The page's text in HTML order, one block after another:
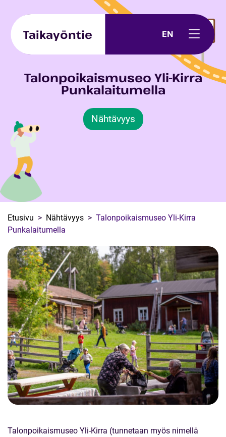
Taikayöntie EN
Talonpoikaismuseo Yli-Kirra
Punkalaitumella
Nähtävyys
Etusivu Nähtävyys
Talonpoikaismuseo Yli-Kirra
Punkalaitumella
Talonpoikaismuseo Yli-Kirra (tunnetaan myös nimellä